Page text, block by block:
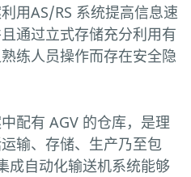
用AS/RS 系统提高信息速
通过立式存储充分利用有
练人员操作而存在安全隐
配有 AGV 的仓库，是理
输、存储、生产乃至包
成自动化输送机系统能够